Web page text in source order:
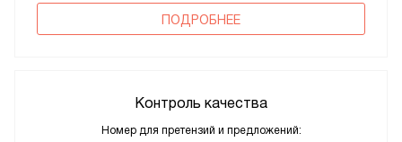
ПОДРОБНЕЕ
Контроль качества
Номер для претензий и предложений: